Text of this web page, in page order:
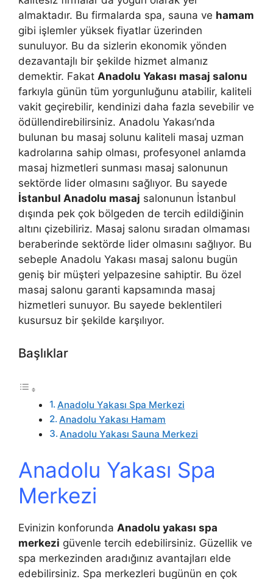
almaktadır. Bu firmalarda spa, sauna ve hamam
gibi işlemler yüksek fiyatlar üzerinden
sunuluyor. Bu da sizlerin ekonomik yönden
dezavantajlı bir şekilde hizmet almanız
demektir. Fakat Anadolu Yakası masaj salonu
farkıyla günün tüm yorgunluğunu atabilir, kaliteli
vakit geçirebilir, kendinizi daha fazla sevebilir ve
ödüllendirebilirsiniz. Anadolu Yakası’nda
bulunan bu masaj solunu kaliteli masaj uzman
kadrolarına sahip olması, profesyonel anlamda
masaj hizmetleri sunması masaj salonunun
sektörde lider olmasını sağlıyor. Bu sayede
İstanbul Anadolu masaj salonunun İstanbul
dışında pek çok bölgeden de tercih edildiğinin
altını çizebiliriz. Masaj salonu sıradan olmaması
beraberinde sektörde lider olmasını sağlıyor. Bu
sebeple Anadolu Yakası masaj salonu bugün
geniş bir müşteri yelpazesine sahiptir. Bu özel
masaj salonu garanti kapsamında masaj
hizmetleri sunuyor. Bu sayede beklentileri
kusursuz bir şekilde karşılıyor.
Başlıklar
Anadolu Yakası Spa Merkezi
Anadolu Yakası Hamam
Anadolu Yakası Sauna Merkezi
Anadolu Yakası Spa
Merkezi
Evinizin konforunda Anadolu yakası spa
merkezi güvenle tercih edebilirsiniz. Güzellik ve
spa merkezinden aradığınız avantajları elde
edebilirsiniz. Spa merkezleri bugünün en çok